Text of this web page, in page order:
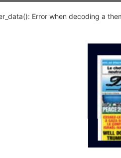
Error when decoding a